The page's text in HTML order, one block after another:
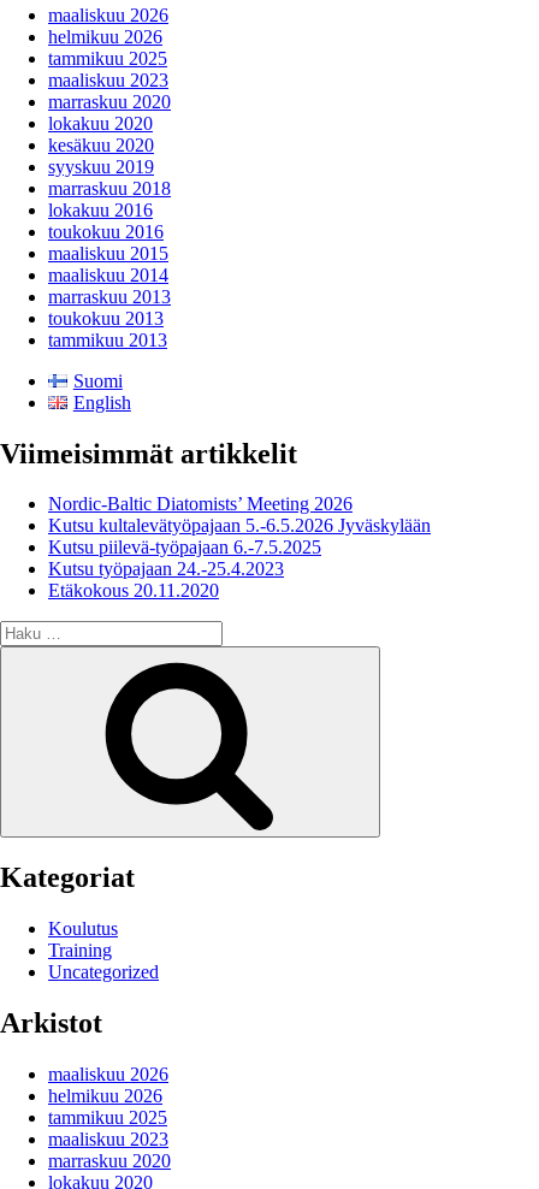
maaliskuu 2026
helmikuu 2026
tammikuu 2025
maaliskuu 2023
marraskuu 2020
lokakuu 2020
kesäkuu 2020
syyskuu 2019
marraskuu 2018
lokakuu 2016
toukokuu 2016
maaliskuu 2015
maaliskuu 2014
marraskuu 2013
toukokuu 2013
tammikuu 2013
Suomi
English
Viimeisimmät artikkelit
Nordic-Baltic Diatomists’ Meeting 2026
Kutsu kultalevätyöpajaan 5.-6.5.2026 Jyväskylään
Kutsu piilevä-työpajaan 6.-7.5.2025
Kutsu työpajaan 24.-25.4.2023
Etäkokous 20.11.2020
Etsi:
Kategoriat
Koulutus
Training
Uncategorized
Arkistot
maaliskuu 2026
helmikuu 2026
tammikuu 2025
maaliskuu 2023
marraskuu 2020
lokakuu 2020